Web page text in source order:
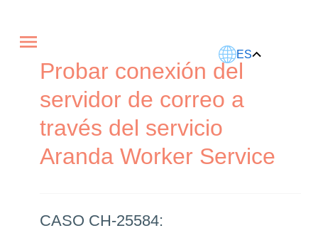
ES
Probar conexión del
servidor de correo a
través del servicio
Aranda Worker Service
CASO CH-25584: